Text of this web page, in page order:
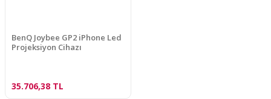
BenQ Joybee GP2 iPhone Led
Projeksiyon Cihazı
35.706,38 TL